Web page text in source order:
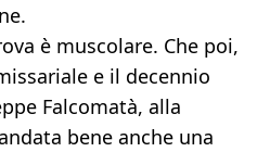
è muscolare. Che poi,
e il decennio
Falcomatà, alla
bene anche una